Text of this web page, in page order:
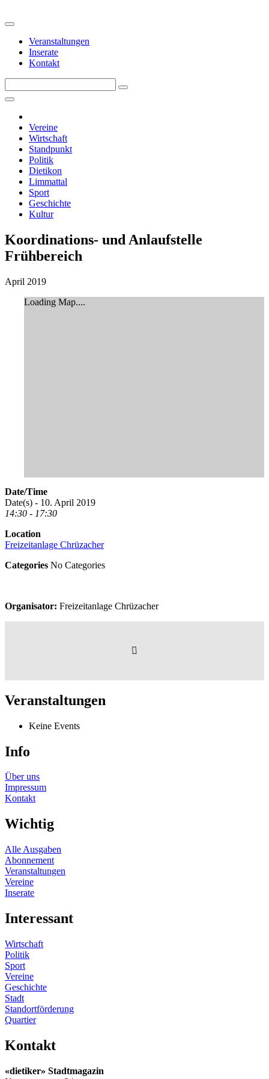
Veranstaltungen
Inserate
Kontakt
Vereine
Wirtschaft
Standpunkt
Politik
Dietikon
Limmattal
Sport
Geschichte
Kultur
Koordinations- und Anlaufstelle
Frühbereich
April 2019
Loading Map....
Date/Time
Date(s) - 10. April 2019
14:30 - 17:30
Location
Freizeitanlage Chrüzacher
Categories No Categories
Organisator: Freizeitanlage Chrüzacher
Veranstaltungen
Keine Events
Info
Über uns
Impressum
Kontakt
Wichtig
Alle Ausgaben
Abonnement
Veranstaltungen
Vereine
Inserate
Interessant
Wirtschaft
Politik
Sport
Vereine
Geschichte
Stadt
Standortförderung
Quartier
Kontakt
«dietiker» Stadtmagazin